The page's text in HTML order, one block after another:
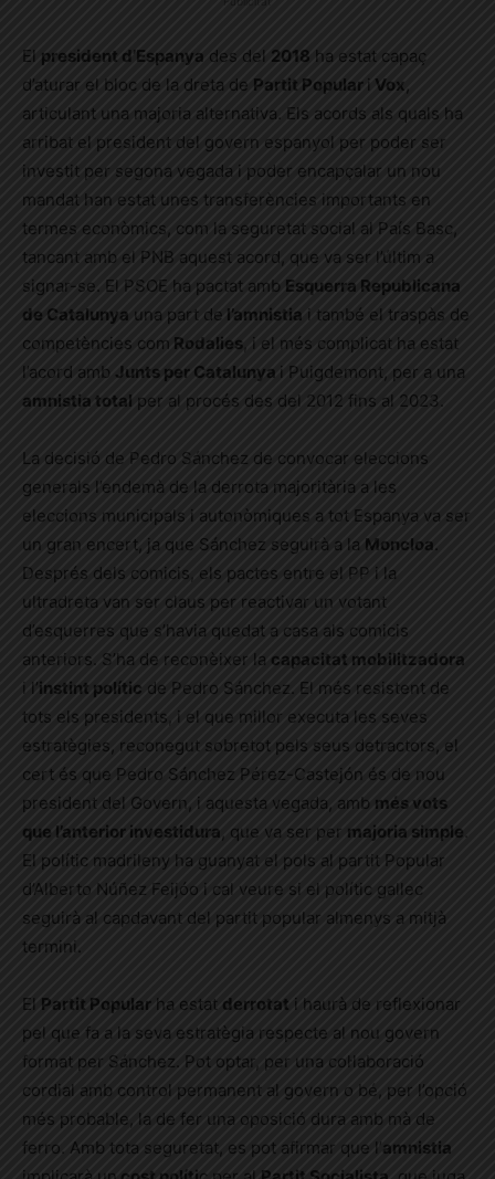
El president d’Espanya des del 2018 ha estat capaç
d’aturar el bloc de la dreta de Partit Popular Vox,
articulant una majoria alternativa. Els acords als quals ha
arribat el president del govern espanyol per poder ser
investit per segona vegada i poder encapçalar un nou
mandat han estat unes transferències importants en
termes econòmics, com la seguretat social al País Basc,
tancant amb el PNB aquest acord, que va ser l’últim a
signar-se. El PSOE ha pactat amb Esquerra Republicana
de Catalunya una part de l’amnistia i també el traspàs de
competències com Rodalies , i el més complicat ha estat
l’acord amb Junts per Catalunya i Puigdemont, per a una
amnistia total
per al procés des del 2012 fins al 2023.
La decisió de Pedro Sánchez de convocar eleccions
generals l’endemà de la derrota majoritària a les
eleccions municipals i autonòmiques a tot Espanya va ser
un gran encert, ja que Sánchez seguirà a la Moncloa.
Després dels comicis, els pactes entre el PP i la
ultradreta van ser claus per reactivar un votant
d’esquerres que s’havia quedat a casa als comicis
anteriors. S’ha de reconèixer la capacitat mobilitzadora
i l’ instint polític de Pedro Sánchez. El més resistent de
tots els presidents, i el que millor executa les seves
estratègies, reconegut sobretot pels seus detractors, el
cert és que Pedro Sánchez Pérez-Castejón és de nou
president del Govern, i aquesta vegada, amb més vots
que l’anterior investidura , que va ser per majoria simple
El polític madrileny ha guanyat el pols al partit Popular
d’Alberto Núñez Feijóo i cal veure si el polític gallec
seguirà al capdavant del partit popular almenys a mitjà
termini.
El Partit Popular ha estat derrotat i haurà de reflexionar
pel que fa a la seva estratègia respecte al nou govern
format per Sánchez. Pot optar, per una col·laboració
cordial amb control permanent al govern o bé, per l’opció
més probable, la de fer una oposició dura amb mà de
ferro. Amb tota seguretat, es pot afirmar que l’ amnistia